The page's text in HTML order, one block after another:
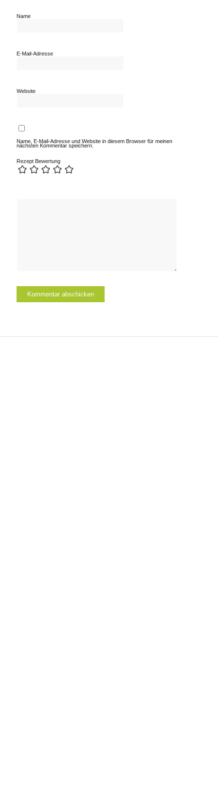
Name
E-Mail-Adresse
Website
Name, E-Mail-Adresse und Website in diesem Browser für meinen
nächsten Kommentar speichern.
Rezept Bewertung